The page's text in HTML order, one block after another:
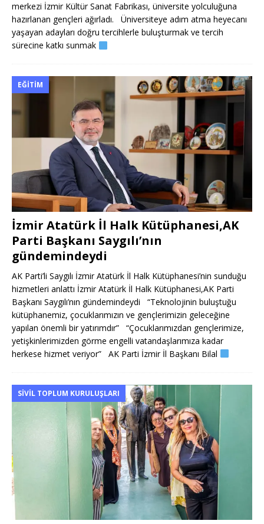
merkezi İzmir Kültür Sanat Fabrikası, üniversite yolculuğuna
hazırlanan gençleri ağırladı. Üniversiteye adım atma heyecanı
yaşayan adayları doğru tercihlerle buluşturmak ve tercih
sürecine katkı sunmak
EĞITIM
İzmir Atatürk İl Halk Kütüphanesi,AK
Parti Başkanı Saygılı’nın
gündemindeydi
AK Parti’li Saygılı İzmir Atatürk İl Halk Kütüphanesi’nin sunduğu
hizmetleri anlattı İzmir Atatürk İl Halk Kütüphanesi,AK Parti
Başkanı Saygılı’nın gündemindeydi “Teknolojinin buluştuğu
kütüphanemiz, çocuklarımızın ve gençlerimizin geleceğine
yapılan önemli bir yatırımdır” “Çocuklarımızdan gençlerimize,
yetişkinlerimizden görme engelli vatandaşlarımıza kadar
herkese hizmet veriyor” AK Parti İzmir İl Başkanı Bilal
SIVIL TOPLUM KURULUŞLARI